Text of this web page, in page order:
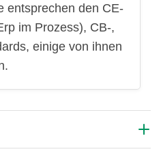
entsprechen den CE-
im Prozess), CB-,
einige von ihnen